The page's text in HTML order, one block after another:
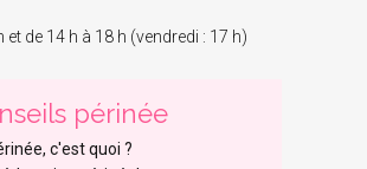
de 14 h à 18 h (vendredi : 17 h)
périnée
c'est quoi ?